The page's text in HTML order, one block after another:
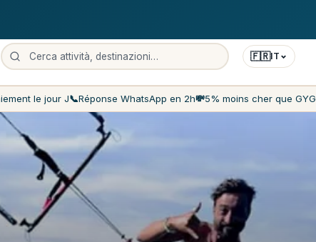
🇫🇷IT
le jour J📞Réponse WhatsApp en 2h💸5% moins cher que GYG